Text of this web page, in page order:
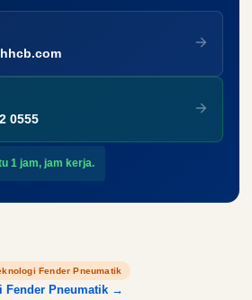
0555
1 jam, jam kerja.
Fender Pneumatik
Fender Pneumatik →